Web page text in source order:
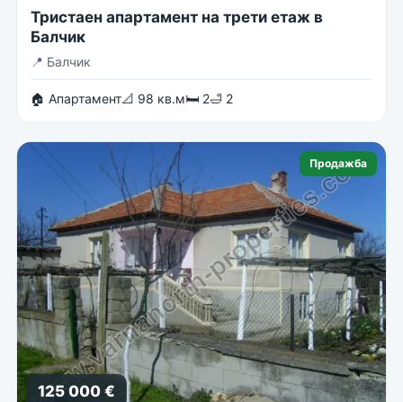
Тристаен апартамент на трети етаж в
Балчик
📍 Балчик
🏠 Апартамент📐 98 кв.м🛏 2🛁 2
Продажба
125 000 €